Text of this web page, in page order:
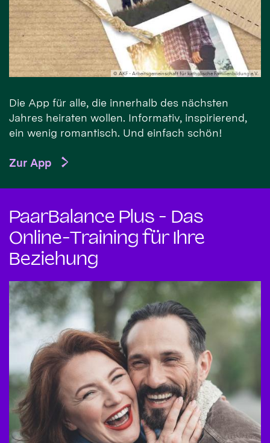
© AKF - Arbeitsgemeinschaft für katholische Familienbildung e.V.
Die App für alle, die innerhalb des nächsten
Jahres heiraten wollen. Informativ, inspirierend,
ein wenig romantisch. Und einfach schön!
Zur App
PaarBalance Plus - Das
Online-Training für Ihre
Beziehung